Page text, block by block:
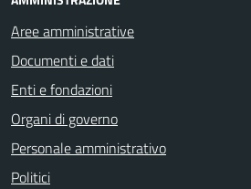
Aree amministrative
Documenti e dati
Enti e fondazioni
Organi di governo
Personale amministrativo
Politici